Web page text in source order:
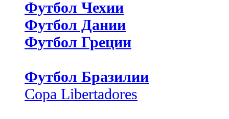
Футбол Чехии
Футбол Дании
Футбол Греции
Футбол Бразилии
Copa Libertadores